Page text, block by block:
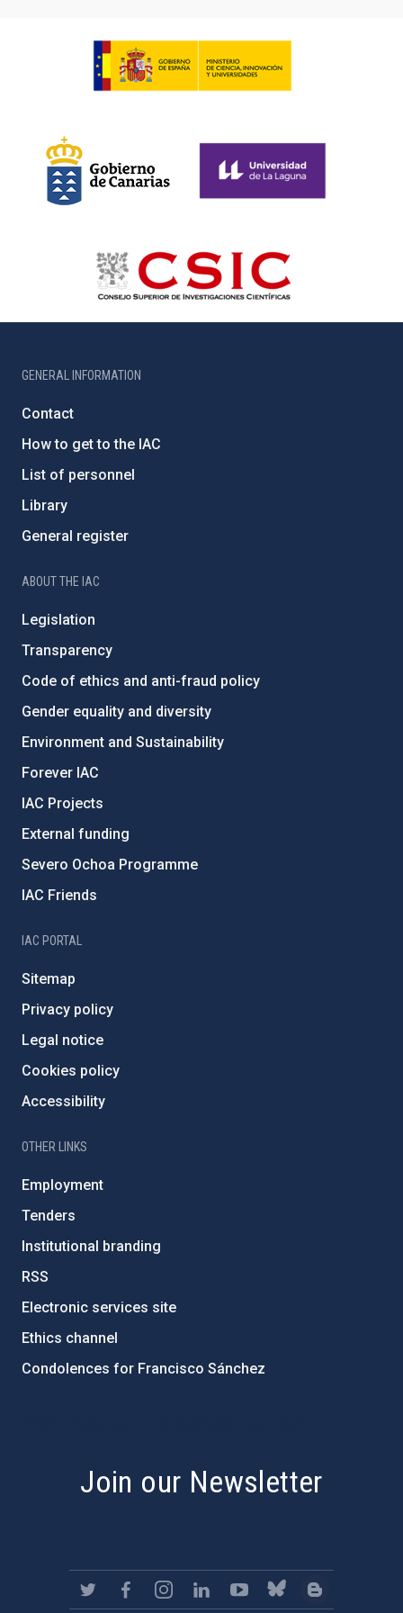
GENERAL INFORMATION
Contact
How to get to the IAC
List of personnel
Library
General register
ABOUT THE IAC
Legislation
Transparency
Code of ethics and anti-fraud policy
Gender equality and diversity
Environment and Sustainability
Forever IAC
IAC Projects
External funding
Severo Ochoa Programme
IAC Friends
IAC PORTAL
Sitemap
Privacy policy
Legal notice
Cookies policy
Accessibility
OTHER LINKS
Employment
Tenders
Institutional branding
RSS
Electronic services site
Ethics channel
Condolences for Francisco Sánchez
Join our Newsletter